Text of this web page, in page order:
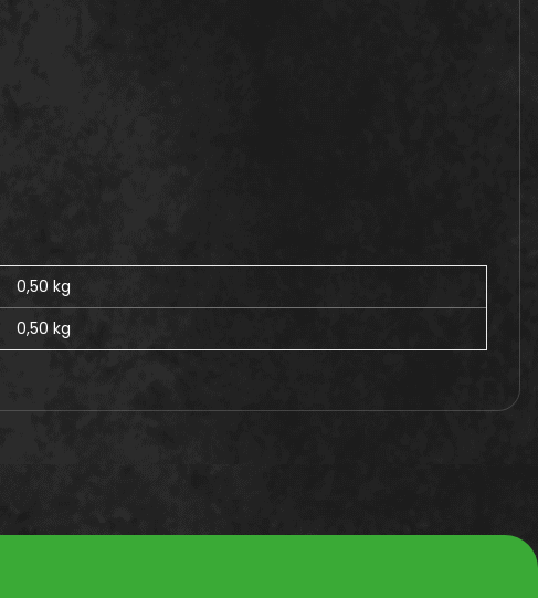
0,50 kg
0,50 kg